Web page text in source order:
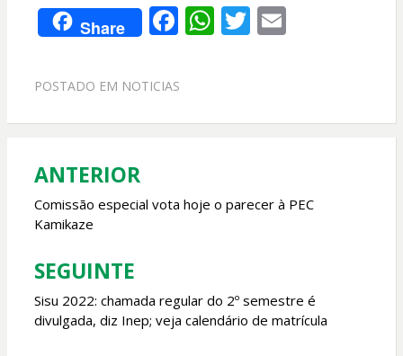
Share F
e
o
k
W
A
p
T E
POSTADO EM NOTICIAS
Navegação
de
Post
ANTERIOR
Comissão especial vota hoje o parecer à PEC
Kamikaze
SEGUINTE
Sisu 2022: chamada regular do 2º semestre é
divulgada, diz Inep; veja calendário de matrícula